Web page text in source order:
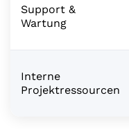
Support &
Wartung
Interne
Projektressourcen